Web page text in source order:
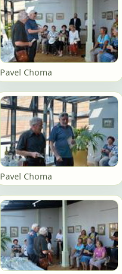
Pavel Choma
Pavel Choma